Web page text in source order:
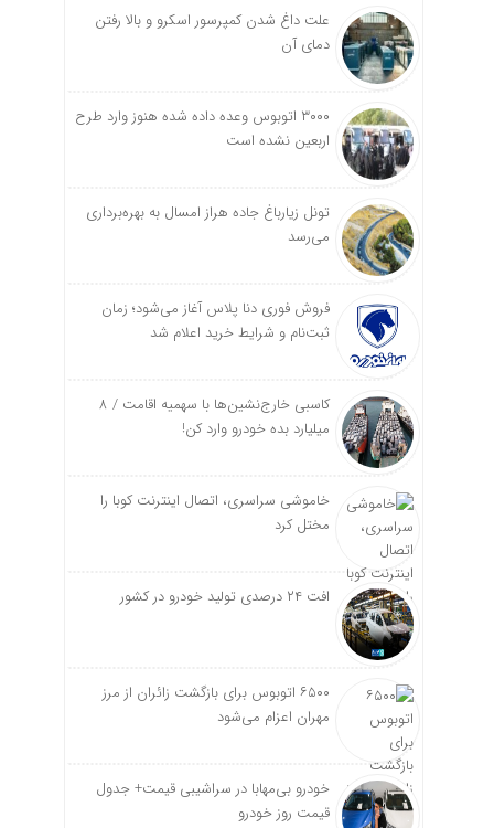
علت داغ شدن کمپرسور اسکرو و بالا رفتن
دمای آن
۳۰۰۰ اتوبوس وعده داده شده هنوز وارد طرح
اربعین نشده است
تونل زیارباغ جاده هراز امسال به بهره‌برداری
می‌رسد
فروش فوری دنا پلاس آغاز می‌شود؛ زمان
ثبت‌نام و شرایط خرید اعلام شد
کاسبی خارج‌نشین‌ها با سهمیه اقامت / ۸
میلیارد بده خودرو وارد کن!
خاموشی سراسری، اتصال اینترنت کوبا را
مختل کرد
افت ۲۴ درصدی تولید خودرو در کشور
۶۵۰۰ اتوبوس برای بازگشت زائران از مرز
مهران اعزام می‌شود
خودرو بی‌مهابا در سراشیبی قیمت+ جدول
قیمت روز خودرو